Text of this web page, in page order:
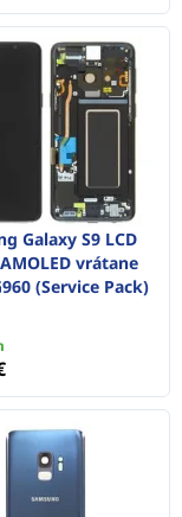
Galaxy S9 LCD
vrátane
(Service Pack)